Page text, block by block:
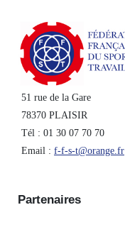
51 rue de la Gare
78370 PLAISIR
Tél : 01 30 07 70 70
Email : f-f-s-t@orange.fr
Partenaires